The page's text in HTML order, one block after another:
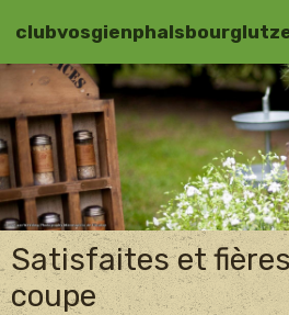
Satisfaites et
coupe